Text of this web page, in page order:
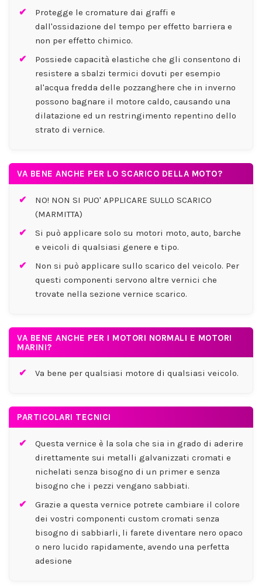
Protegge le cromature dai graffi e
dall'ossidazione del tempo per effetto barriera e
non per effetto chimico.
Possiede capacità elastiche che gli consentono di
resistere a sbalzi termici dovuti per esempio
al'acqua fredda delle pozzanghere che in inverno
possono bagnare il motore caldo, causando una
dilatazione ed un restringimento repentino dello
strato di vernice.
VA BENE ANCHE PER LO SCARICO DELLA MOTO?
NO! NON SI PUO' APPLICARE SULLO SCARICO
(MARMITTA)
Si può applicare solo su motori moto, auto, barche
e veicoli di qualsiasi genere e tipo.
Non si può applicare sullo scarico del veicolo. Per
questi componenti servono altre vernici che
trovate nella sezione vernice scarico.
VA BENE ANCHE PER I MOTORI NORMALI E MOTORI
MARINI?
Va bene per qualsiasi motore di qualsiasi veicolo.
PARTICOLARI TECNICI
Questa vernice è la sola che sia in grado di aderire
direttamente sui metalli galvanizzati cromati e
nichelati senza bisogno di un primer e senza
bisogno che i pezzi vengano sabbiati.
Grazie a questa vernice potrete cambiare il colore
dei vostri componenti custom cromati senza
bisogno di sabbiarli, li farete diventare nero opaco
o nero lucido rapidamente, avendo una perfetta
adesione